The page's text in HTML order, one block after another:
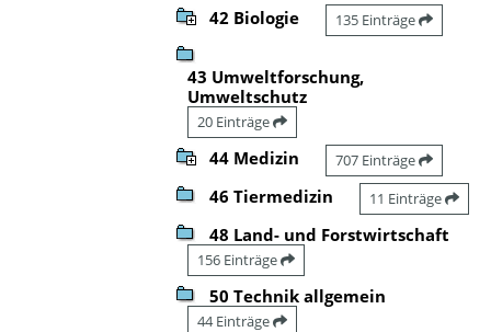
42 Biologie 135 Einträge
43 Umweltforschung,
Umweltschutz
20 Einträge
44 Medizin 707 Einträge
46 Tiermedizin 11 Einträge
48 Land- und Forstwirtschaft
156 Einträge
50 Technik allgemein
44 Einträge